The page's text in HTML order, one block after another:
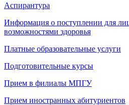
Аспирантура
Информация о поступлении для
возможностями здоровья
Платные образовательные услуги
Подготовительные курсы
Прием в филиалы МПГУ
Прием иностранных абитуриентов